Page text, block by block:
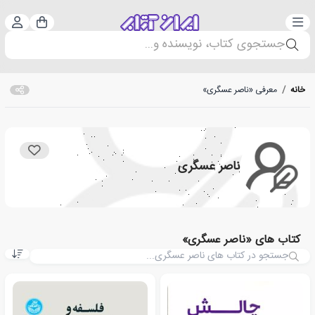
دسته‌بندی سبد
جستجوی کتاب، نویسنده و...
خانه / معرفی «ناصر عسگری»
ناصر عسگری
کتاب های «ناصر عسگری»